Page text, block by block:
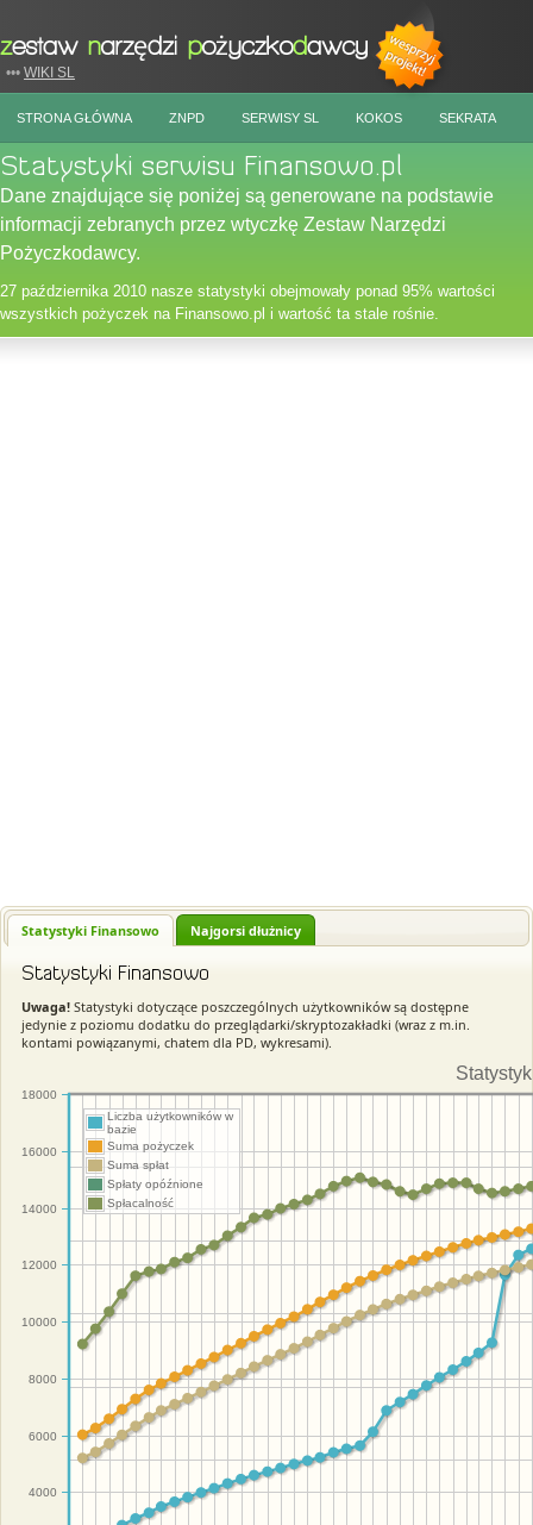
••• WIKI SL
STRONA GŁÓWNA ZNPD SERWISY SL KOKOS SEKRATA
Statystyki serwisu Finansowo.pl
Dane znajdujące się poniżej są generowane na podstawie
informacji zebranych przez wtyczkę Zestaw Narzędzi
Pożyczkodawcy.
27 października 2010 nasze statystyki obejmowały ponad 95% wartości
wszystkich pożyczek na Finansowo.pl i wartość ta stale rośnie.
Statystyki Finansowo Najgorsi dłużnicy
Statystyki Finansowo
Uwaga! Statystyki dotyczące poszczególnych użytkowników są dostępne
jedynie z poziomu dodatku do przeglądarki/skryptozakładki (wraz z m.in.
kontami powiązanymi, chatem dla PD, wykresami).
4000
6000
8000
10000
12000
14000
16000
18000
Liczba użytkowników w
bazie
Suma pożyczek
Suma spłat
Spłaty opóźnione
Spłacalność